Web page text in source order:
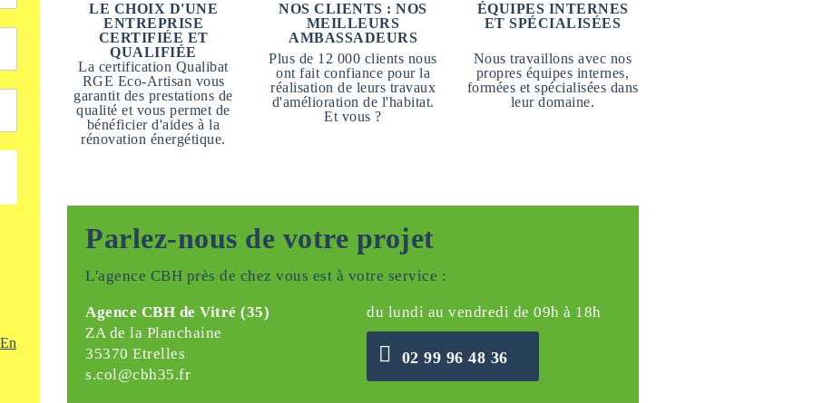
En
LE CHOIX D'UNE
ENTREPRISE
CERTIFIÉE ET
QUALIFIÉE
La certification Qualibat
RGE Eco-Artisan vous
garantit des prestations de
qualité et vous permet de
bénéficier d'aides à la
rénovation énergétique.
NOS CLIENTS : NOS
MEILLEURS
AMBASSADEURS
Plus de 12 000 clients nous
ont fait confiance pour la
réalisation de leurs travaux
d'amélioration de l'habitat.
Et vous ?
ÉQUIPES INTERNES
ET SPÉCIALISÉES
Nous travaillons avec nos
propres équipes internes,
formées et spécialisées dans
leur domaine.
Parlez-nous de votre projet
L'agence CBH près de chez vous est à votre service :
Agence CBH de Vitré (35)
ZA de la Planchaine
35370 Etrelles
s.col@cbh35.fr
du lundi au vendredi de 09h à 18h
02 99 96 48 36